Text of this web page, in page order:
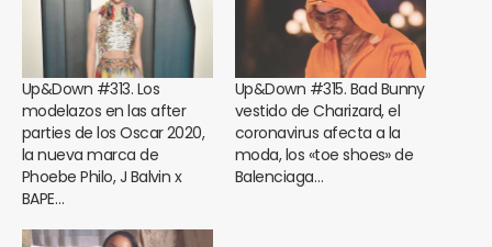
Up&Down #313. Los
modelazos en las after
parties de los Oscar 2020,
la nueva marca de
Phoebe Philo, J Balvin x
BAPE…
Up&Down #315. Bad Bunny
vestido de Charizard, el
coronavirus afecta a la
moda, los «toe shoes» de
Balenciaga…